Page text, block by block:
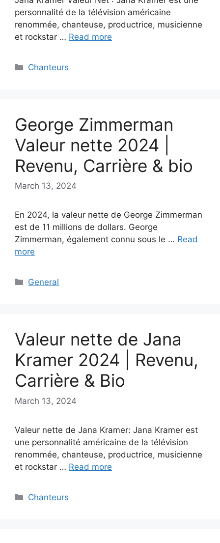
personnalité de la télévision américaine
renommée, chanteuse, productrice, musicienne
et rockstar … Read more
Categories
Chanteurs
George Zimmerman
Valeur nette 2024 |
Revenu, Carrière & bio
March 13, 2024
En 2024, la valeur nette de George Zimmerman
est de 11 millions de dollars. George
Zimmerman, également connu sous le … Read
more
Categories
General
Valeur nette de Jana
Kramer 2024 | Revenu,
Carrière & Bio
March 13, 2024
Valeur nette de Jana Kramer: Jana Kramer est
une personnalité américaine de la télévision
renommée, chanteuse, productrice, musicienne
et rockstar … Read more
Categories
Chanteurs